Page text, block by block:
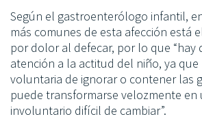
Según el gastroenterólogo infantil,
más comunes de esta afección está
por dolor al defecar, por lo que “hay
atención a la actitud del niño, ya que
voluntaria de ignorar o contener las
puede transformarse velozmente en
involuntario difícil de cambiar”.